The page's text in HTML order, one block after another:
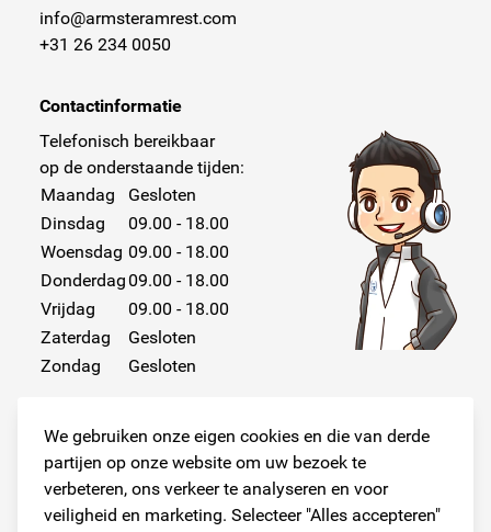
We gebruiken onze eigen cookies en die van derde
partijen op onze website om uw bezoek te
verbeteren, ons verkeer te analyseren en voor
veiligheid en marketing. Selecteer "Alles accepteren"
info@armsteramrest.com
+31 26 234 0050
Contactinformatie
Telefonisch bereikbaar
op de onderstaande tijden:
Maandag
Gesloten
Dinsdag
09.00 - 18.00
Woensdag 09.00 - 18.00
Donderdag 09.00 - 18.00
Vrijdag
09.00 - 18.00
Zaterdag
Gesloten
Zondag
Gesloten
Volg ons!